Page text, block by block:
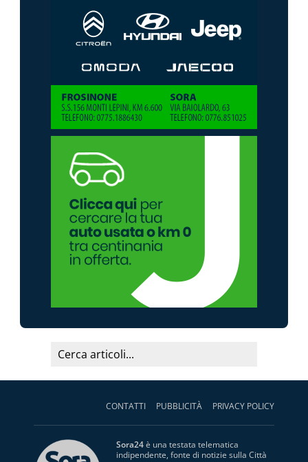
CONTATTI PUBBLICITÀ PRIVACY POLICY
Sora24è una testata telematica
indipendente, fonte di notizie sulla Città